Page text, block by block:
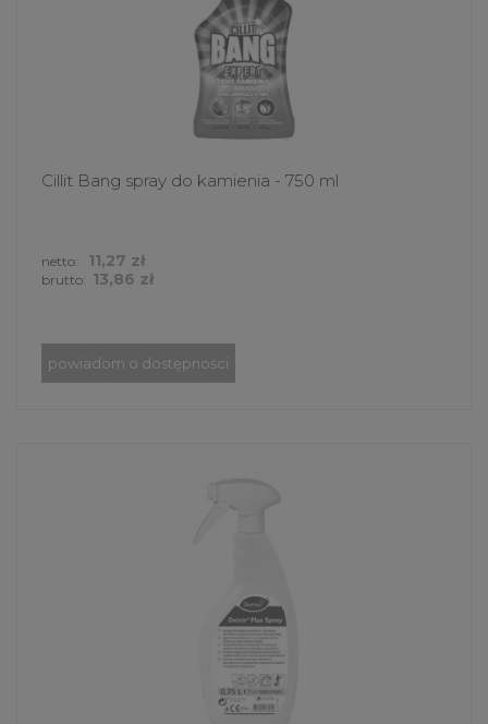
Cillit Bang spray do kamienia - 750 ml
brutto: 13,86 zł
netto: 11,27 zł
powiadom o dostępności